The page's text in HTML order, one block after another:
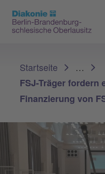
Presse
Startseite
…
FSJ-Träger fordern
Finanzierung von